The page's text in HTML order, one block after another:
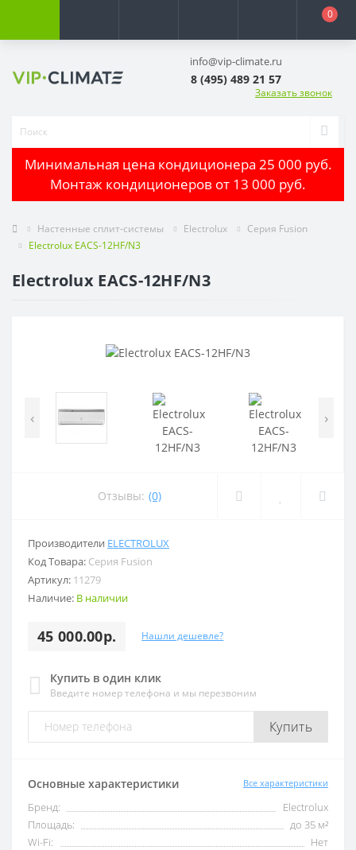
0
info@vip-climate.ru
8 (495) 489 21 57
Заказать звонок
Минимальная цена кондиционера 25 000 руб.
Монтаж кондиционеров от 13 000 руб.
Настенные сплит-системы Electrolux
Серия Fusion
Electrolux EACS-12HF/N3
Electrolux EACS-12HF/N3
‹ ›
Отзывы: (0)
Производители ELECTROLUX
Код Товара: Серия Fusion
Артикул: 11279
Наличие: В наличии
45 000.00р. Нашли дешевле?
Купить в один клик
Введите номер телефона и мы перезвоним
Купить
Основные характеристики Все характеристики
Бренд:
Electrolux
Площадь:
до 35 м²
Wi-Fi:
Нет